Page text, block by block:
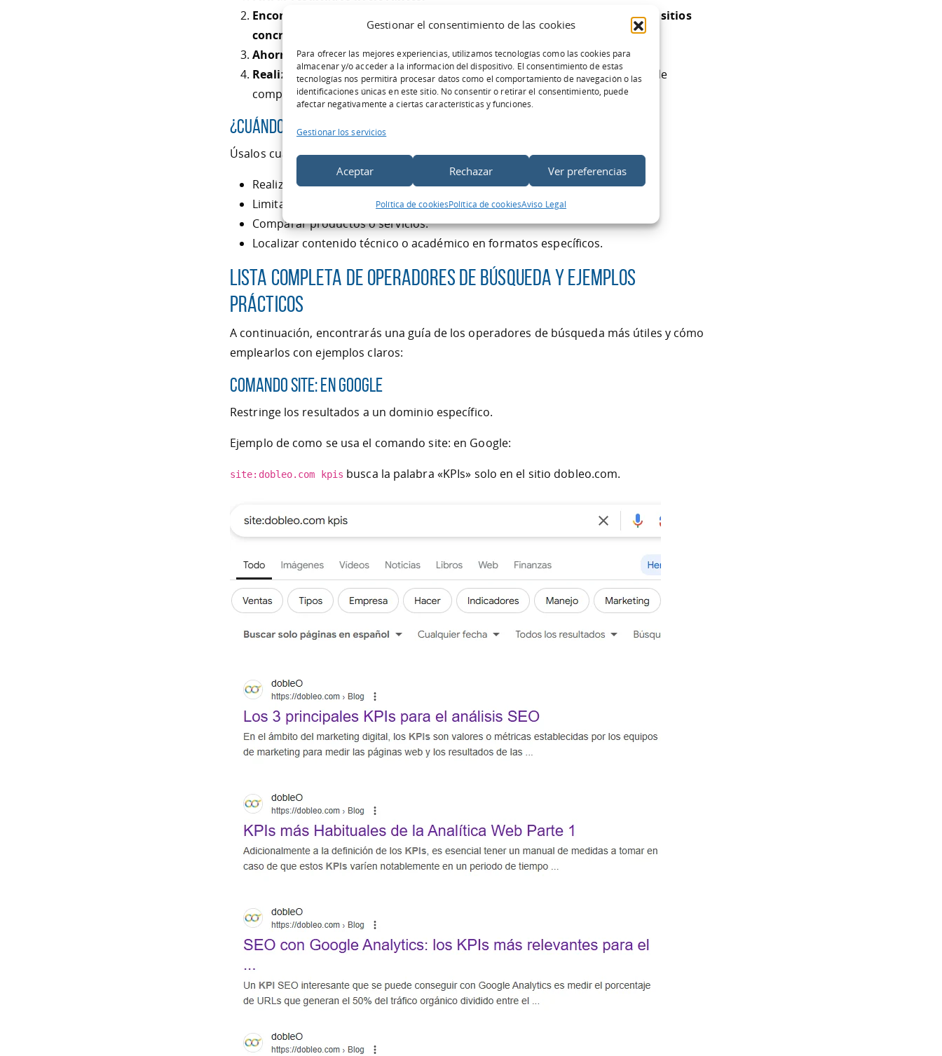
Gestionar el consentimiento de las cookies
Para ofrecer las mejores experiencias, utilizamos tecnologías como las cookies para
almacenar y/o acceder a la información del dispositivo. El consentimiento de estas
tecnologías nos permitirá procesar datos como el comportamiento de navegación o las
identificaciones únicas en este sitio. No consentir o retirar el consentimiento, puede
afectar negativamente a ciertas características y funciones.
Gestionar los servicios
Aceptar Rechazar Ver preferencias
Política de cookiesPolítica de cookiesAviso Legal
Encontrar información específica, como tipos de archivo o contenido en sitios
concretos.
Ahorrar tiempoal evitar resultados genéricos o innecesarios.
Realizar búsquedas avanzadaspara investigaciones profundas o análisis de
competencia.
¿Cuándo usar los operadores de búsqueda de Google?
Úsalos cuando necesites:
Realizar una búsqueda detallada en un sector o nicho.
Limitar la búsqueda a un dominio o rango de fechas.
Comparar productos o servicios.
Localizar contenido técnico o académico en formatos específicos.
Lista Completa de Operadores de Búsqueda y Ejemplos
Prácticos
A continuación, encontrarás una guía de los operadores de búsqueda más útiles y cómo
emplearlos con ejemplos claros:
Comando site: en Google
Restringe los resultados a un dominio específico.
Ejemplo de como se usa el comando site: en Google:
site:dobleo.com kpis busca la palabra «KPIs» solo en el sitio dobleo.com.